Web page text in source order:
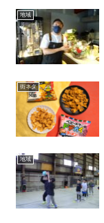
地域
街ネタ
地域